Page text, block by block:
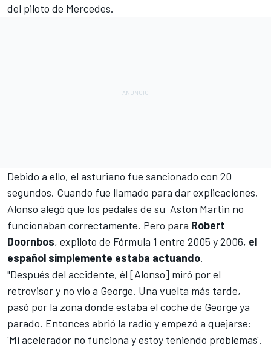
del piloto de Mercedes.
Debido a ello, el asturiano fue sancionado con 20
segundos. Cuando fue llamado para dar explicaciones,
Alonso alegó que los pedales de su Aston Martin no
funcionaban correctamente. Pero para Robert
Doornbos, expiloto de Fórmula 1 entre 2005 y 2006, el
español simplemente estaba actuando.
"Después del accidente, él [Alonso] miró por el
retrovisor y no vio a George. Una vuelta más tarde,
pasó por la zona donde estaba el coche de George ya
parado. Entonces abrió la radio y empezó a quejarse:
'Mi acelerador no funciona y estoy teniendo problemas'.